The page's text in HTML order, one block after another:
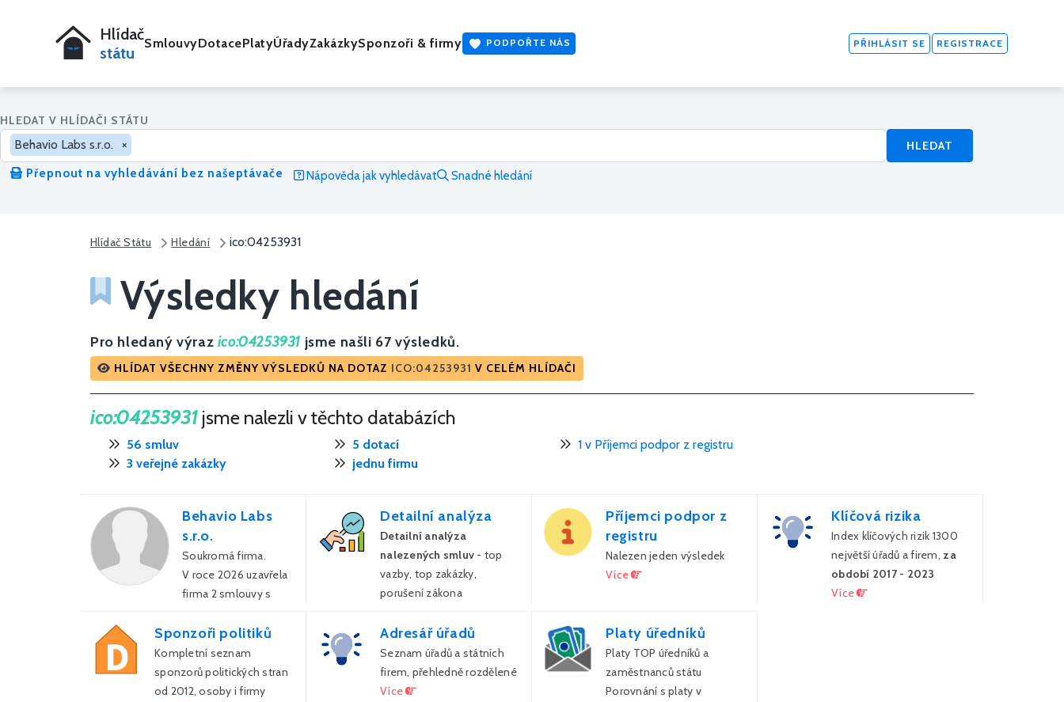
Hlídač
státu
SmlouvyDotacePlatyÚřadyZakázkySponzoři & firmy PODPOŘTE NÁS PŘIHLÁSIT SE REGISTRACE
HLEDAT V HLÍDAČI STÁTU
Behavio Labs s.r.o. ×
HLEDAT
Přepnout na vyhledávání bez našeptávače
Nápověda jak vyhledávat Snadné hledání
Hlídač Státu Hledání ico:04253931
Výsledky hledání
Pro hledaný výraz ico:04253931 jsme našli 67 výsledků.
HLÍDAT VŠECHNY ZMĚNY VÝSLEDKŮ NA DOTAZ ICO:04253931 V CELÉM HLÍDAČI
ico:04253931 jsme nalezli v těchto databázích
56 smluv
3 veřejné zakázky
5 dotací
jednu firmu
1 v Příjemci podpor z registru
Behavio Labs
s.r.o.
Soukromá firma.
V roce 2026 uzavřela
firma 2 smlouvy s
240 790 Kč.
Detailní analýza
Detailní analýza
nalezených smluv - top
vazby, top zakázky,
porušení zákona
Příjemci podpor z
registru
Nalezen jeden výsledek
Více
Klíčová rizika
Index klíčových rizik 1300
největší úřadů a firem, za
období 2017 - 2023
Více
Sponzoři politiků
Kompletní seznam
sponzorů politických stran
od 2012, osoby i firmy
Adresář úřadů
Seznam úřadů a státních
firem, přehledně rozdělené
Více
Platy úředníků
Platy TOP úředníků a
zaměstnanců státu
Porovnání s platy v